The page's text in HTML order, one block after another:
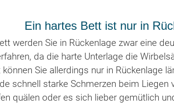
Ein hartes Bett ist nur in
werden Sie in Rückenlage zwar eine
da die harte Unterlage die
können Sie allerdings nur in Rückenlage
schnell starke Schmerzen beim Liegen
quälen oder es sich lieber gemütlich